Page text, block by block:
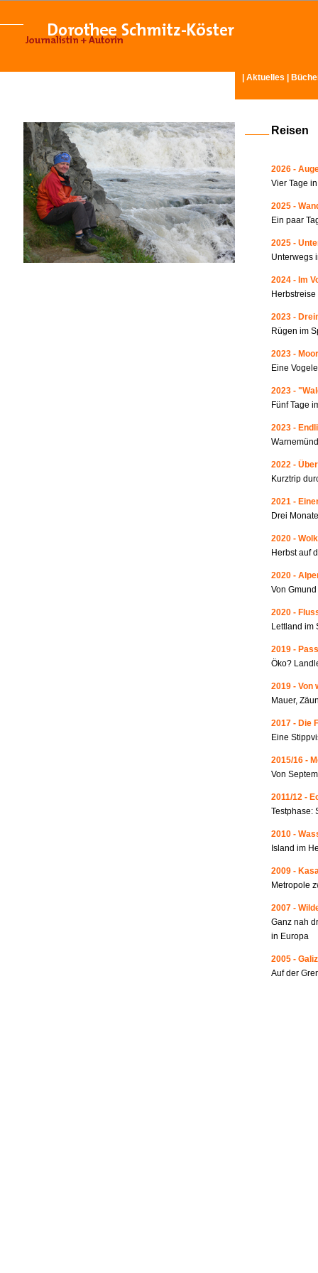
Aktuelles
Reisen
2026 -
Vier Tage
2025 -
Ein paar
2025 -
Unterwegs
2024 - Im
2023 -
Rügen im
2023 -
Eine
2023 -
Fünf Tage
2023 -
2022 -
Kurztrip
2021 -
Drei
2020 -
Herbst auf
2020 -
Von
2020 -
Lettland im
2019 -
Öko?
2019 - Von
Mauer,
2017 - Die
Eine
2015/16 -
Von
2011/12 -
Testphase:
2010 -
Island im
2009 -
Metropole
2007 -
Ganz nah
in Europa
2005 -
Auf der